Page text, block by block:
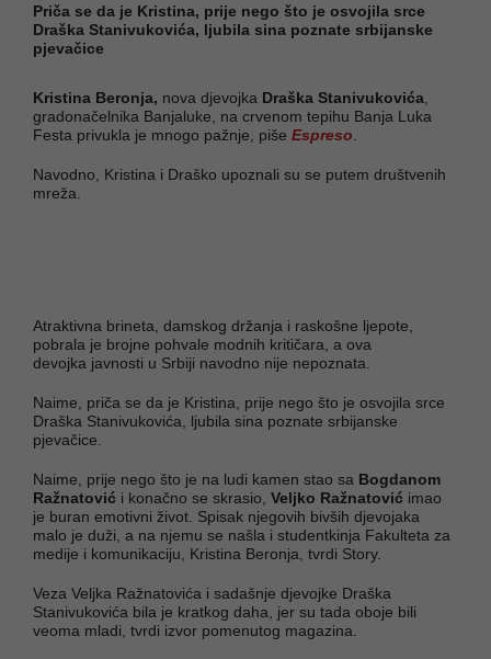
Priča se da je Kristina, prije nego što je osvojila srce
Draška Stanivukovića, ljubila sina poznate srbijanske
pjevačice
Kristina Beronja, nova djevojka Draška Stanivukovića
gradonačelnika Banjaluke, na crvenom tepihu Banja Luka
Festa privukla je mnogo pažnje, piše Espreso
Navodno, Kristina i Draško upoznali su se putem društvenih
mreža.
Atraktivna brineta, damskog držanja i raskošne ljepote,
pobrala je brojne pohvale modnih kritičara, a ova
devojka javnosti u Srbiji navodno nije nepoznata.
Naime, priča se da je Kristina, prije nego što je osvojila srce
Draška Stanivukovića, ljubila sina poznate srbijanske
pjevačice.
Naime, prije nego što je na ludi kamen stao sa Bogdanom
Ražnatović i konačno se skrasio, Veljko Ražnatović imao
je buran emotivni život. Spisak njegovih bivših djevojaka
malo je duži, a na njemu se našla i studentkinja Fakulteta za
medije i komunikaciju, Kristina Beronja, tvrdi Story.
Veza Veljka Ražnatovića i sadašnje djevojke Draška
Stanivukovića bila je kratkog daha, jer su tada oboje bili
veoma mladi, tvrdi izvor pomenutog magazina.